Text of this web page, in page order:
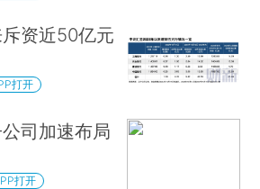
资近50亿元
打开
司加速布局
打开